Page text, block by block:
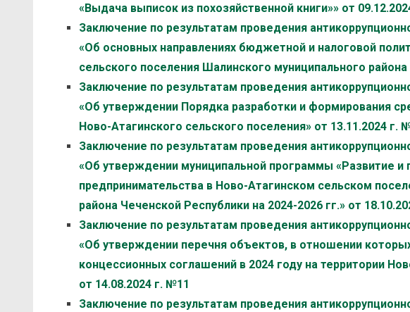
«Выдача выписок из похозяйственной книги»» от
Заключение по результатам проведения
«Об основных направлениях бюджетной и налоговой
сельского поселения Шалинского муниципального
Заключение по результатам проведения
«Об утверждении Порядка разработки и формирования
Ново-Атагинского сельского поселения» от 13.11.2024 г.
Заключение по результатам проведения
«Об утверждении муниципальной программы «Развитие
предпринимательства в Ново-Атагинском сельском
района Чеченской Республики на 2024-2026 гг.» от
Заключение по результатам проведения
«Об утверждении перечня объектов, в отношении
концессионных соглашений в 2024 году на территории
от 14.08.2024 г. №11
Заключение по результатам проведения